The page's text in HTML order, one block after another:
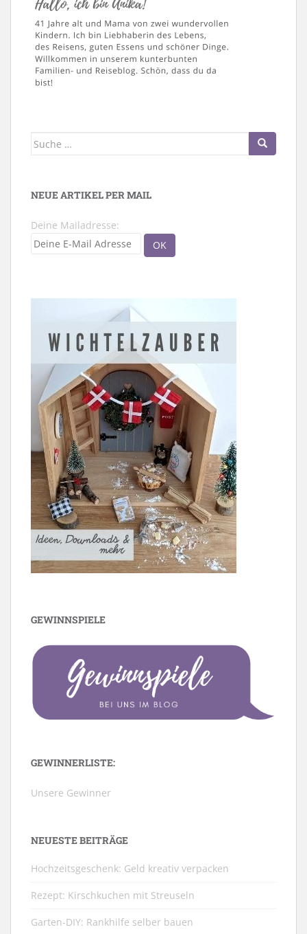
Suche
NEUE ARTIKEL PER MAIL
Deine Mailadresse:
GEWINNSPIELE
GEWINNERLISTE:
Unsere Gewinner
NEUESTE BEITRÄGE
Hochzeitsgeschenk: Geld kreativ verpacken
Rezept: Kirschkuchen mit Streuseln
Garten-DIY: Rankhilfe selber bauen